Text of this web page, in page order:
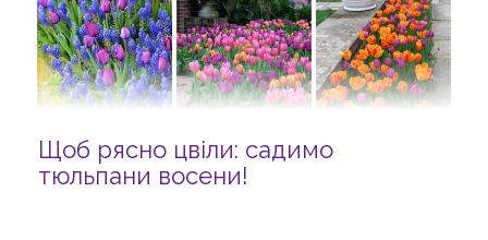
Щоб рясно цвіли: садимо
тюльпани восени!